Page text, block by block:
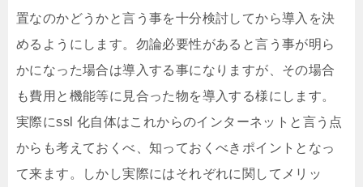
置なのかどうかと言う事を十分検討してから導入を決
めるようにします。勿論必要性があると言う事が明ら
かになった場合は導入する事になりますが、その場合
も費用と機能等に見合った物を導入する様にします。
実際にssl 化自体はこれからのインターネットと言う点
からも考えておくべ、知っておくべきポイントとなっ
て来ます。しかし実際にはそれぞれに関してメリッ